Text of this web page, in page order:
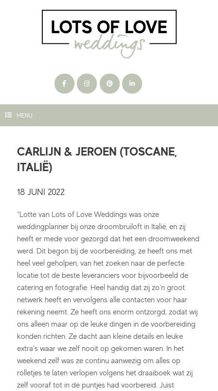
MENU
CARLIJN & JEROEN (TOSCANE,
ITALIË)
18 JUNI 2022
“Lotte van Lots of Love Weddings was onze
weddingplanner bij onze droombruiloft in Italië, en zij
heeft er mede voor gezorgd dat het een droomweekend
werd. Dit begon bij de voorbereiding, ze heeft ons met
heel veel geholpen, van het zoeken naar de perfecte
locatie tot de beste leveranciers voor bijvoorbeeld de
catering en fotografie. Heel handig dat zij zo’n groot
netwerk heeft en vervolgens alle contacten voor haar
rekening neemt. Ze heeft ons enorm ontzorgd, zodat wij
ons alleen maar op de leuke dingen in de voorbereiding
konden richten. Ze dacht aan kleine details en leuke
extra’s waar we zelf nooit op gekomen waren. In het
weekend zelf was ze continu aanwezig om alles op
rolletjes te laten verlopen volgens het draaiboek wat zij
zelf vooraf tot in de puntjes had voorbereid. Juist